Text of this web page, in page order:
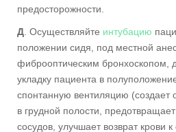
предосторожности.
Д . Осуществляйте интубацию
положении сидя, под местной
фиброоптическим бронхоскопом,
укладку пациента в
спонтанную вентиляцию (создает
в грудной полости,
сосудов, улучшает возврат крови